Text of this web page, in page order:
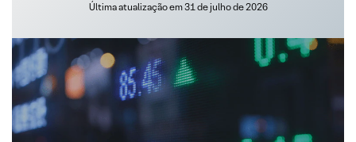
Última atualização em 31 de julho de 2026